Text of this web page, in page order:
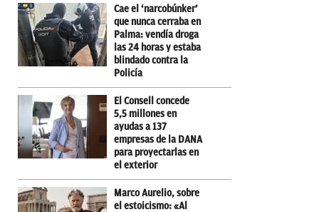
Cae el ‘narcobúnker’
que nunca cerraba en
Palma: vendía droga
las 24 horas y estaba
blindado contra la
Policía
El Consell concede
5,5 millones en
ayudas a 137
empresas de la DANA
para proyectarlas en
el exterior
Marco Aurelio, sobre
el estoicismo: «Al